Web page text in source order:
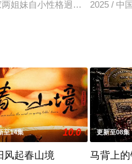
雨辰 ，双雄联手、悬案不在话
两姐妹自小性格迥异，姐姐王焱
2025 / 中
至14集 10.0
风起春山境
更新至08集
马背上